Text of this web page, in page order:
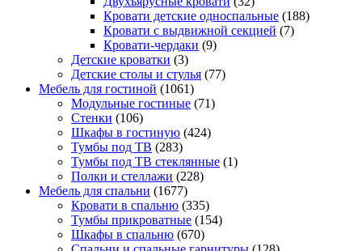
Кровати детские односпальные (188)
Кровати с выдвижной секцией (7)
Кровати-чердаки (9)
Детские кроватки (3)
Детские столы и стулья (77)
Мебель для гостиной (1061)
Модульные гостиные (71)
Стенки (106)
Шкафы в гостиную (424)
Тумбы под ТВ (283)
Тумбы под ТВ стеклянные (1)
Полки и стеллажи (228)
Мебель для спальни (1677)
Кровати в спальню (335)
Тумбы прикроватные (154)
Шкафы в спальню (670)